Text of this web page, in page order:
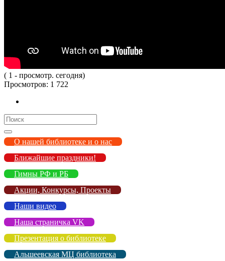
( 1 - просмотр. сегодня)
Просмотров: 1 722
Search
for:
О нашей библиотеке и о нас
Ближайшие праздники!
Гимны РФ и РБ
Акции, Конкурсы, Проекты
Наши видео
Наша страничка VK
Презентация о библиотеке
Альшеевская МЦ библиотека